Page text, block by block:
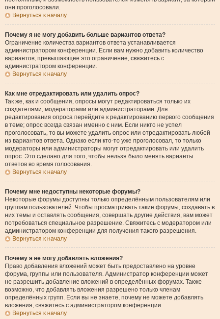
они проголосовали.
Вернуться к началу
Почему я не могу добавить больше вариантов ответа?
Ограничение количества вариантов ответа устанавливается
администратором конференции. Если вам нужно добавить количество
вариантов, превышающее это ограничение, свяжитесь с
администратором конференции.
Вернуться к началу
Как мне отредактировать или удалить опрос?
Так же, как и сообщения, опросы могут редактироваться только их
создателями, модераторами или администраторами. Для
редактирования опроса перейдите к редактированию первого сообщения
в теме; опрос всегда связан именно с ним. Если никто не успел
проголосовать, то вы можете удалить опрос или отредактировать любой
из вариантов ответа. Однако если кто-то уже проголосовал, то только
модераторы или администраторы могут отредактировать или удалить
опрос. Это сделано для того, чтобы нельзя было менять варианты
ответов во время голосования.
Вернуться к началу
Почему мне недоступны некоторые форумы?
Некоторые форумы доступны только определённым пользователям или
группам пользователей. Чтобы просматривать такие форумы, создавать в
них темы и оставлять сообщения, совершать другие действия, вам может
потребоваться специальное разрешение. Свяжитесь с модератором или
администратором конференции для получения такого разрешения.
Вернуться к началу
Почему я не могу добавлять вложения?
Право добавления вложений может быть предоставлено на уровне
форума, группы или пользователя. Администратор конференции может
не разрешить добавление вложений в определённых форумах. Также
возможно, что добавлять вложения разрешено только членам
определённых групп. Если вы не знаете, почему не можете добавлять
вложения, свяжитесь с администратором конференции.
Вернуться к началу